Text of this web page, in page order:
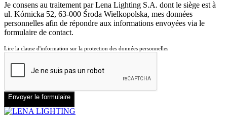
Je consens au traitement par Lena Lighting S.A. dont le siège est à
ul. Kórnicka 52, 63-000 Środa Wielkopolska, mes données
personnelles afin de répondre aux informations envoyées via le
formulaire de contact.
Lire la clause d'information sur la protection des données personnelles
Envoyer le formulaire